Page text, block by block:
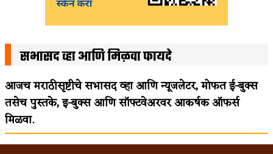
सभासद व्हा आणि मिळवा फायदे
आजच मराठीसृष्टीचे सभासद व्हा आणि न्यूजलेटर, मोफत ई-बुक्स
तसेच पुस्तके, इ-बुक्स आणि सॉफ्टवेअरवर आकर्षक ऑफर्स
मिळवा.